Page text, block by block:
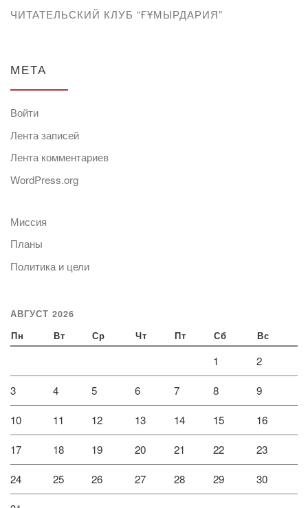
ЧИТАТЕЛЬСКИЙ КЛУБ “ҒҰМЫРДАРИЯ”
МЕТА
Войти
Лента записей
Лента комментариев
WordPress.org
Миссия
Планы
Политика и цели
АВГУСТ 2026
Пн Вт Ср Чт Пт Сб Вс
1 2
3 4 5 6 7 8 9
10 11 12 13 14 15 16
17 18 19 20 21 22 23
24 25 26 27 28 29 30